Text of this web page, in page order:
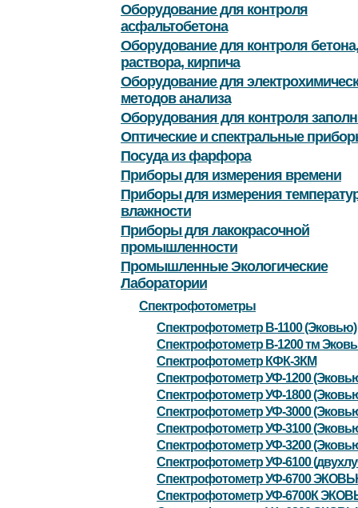
Оборудование для контроля
асфальтобетона
Оборудование для контроля бетона,
раствора, кирпича
Оборудование для
методов анализа
Оборудования для контроля
Оптические и спектральные
Посуда из фарфора
Приборы для измерения времени
Приборы для измерения
влажности
Приборы для лакокрасочной
промышленности
Промышленные Экологические
Лаборатории
Спектрофотометры
Спектрофотометр В-1100 (Эковью)
Спектрофотометр В-1200 тм
Спектрофотометр КФК-3КМ
Спектрофотометр УФ-1200
Спектрофотометр УФ-1800
Спектрофотометр УФ-3000
Спектрофотометр УФ-3100
Спектрофотометр УФ-3200
Спектрофотометр УФ-6100
Спектрофотометр УФ-6700
Спектрофотометр УФ-6700К